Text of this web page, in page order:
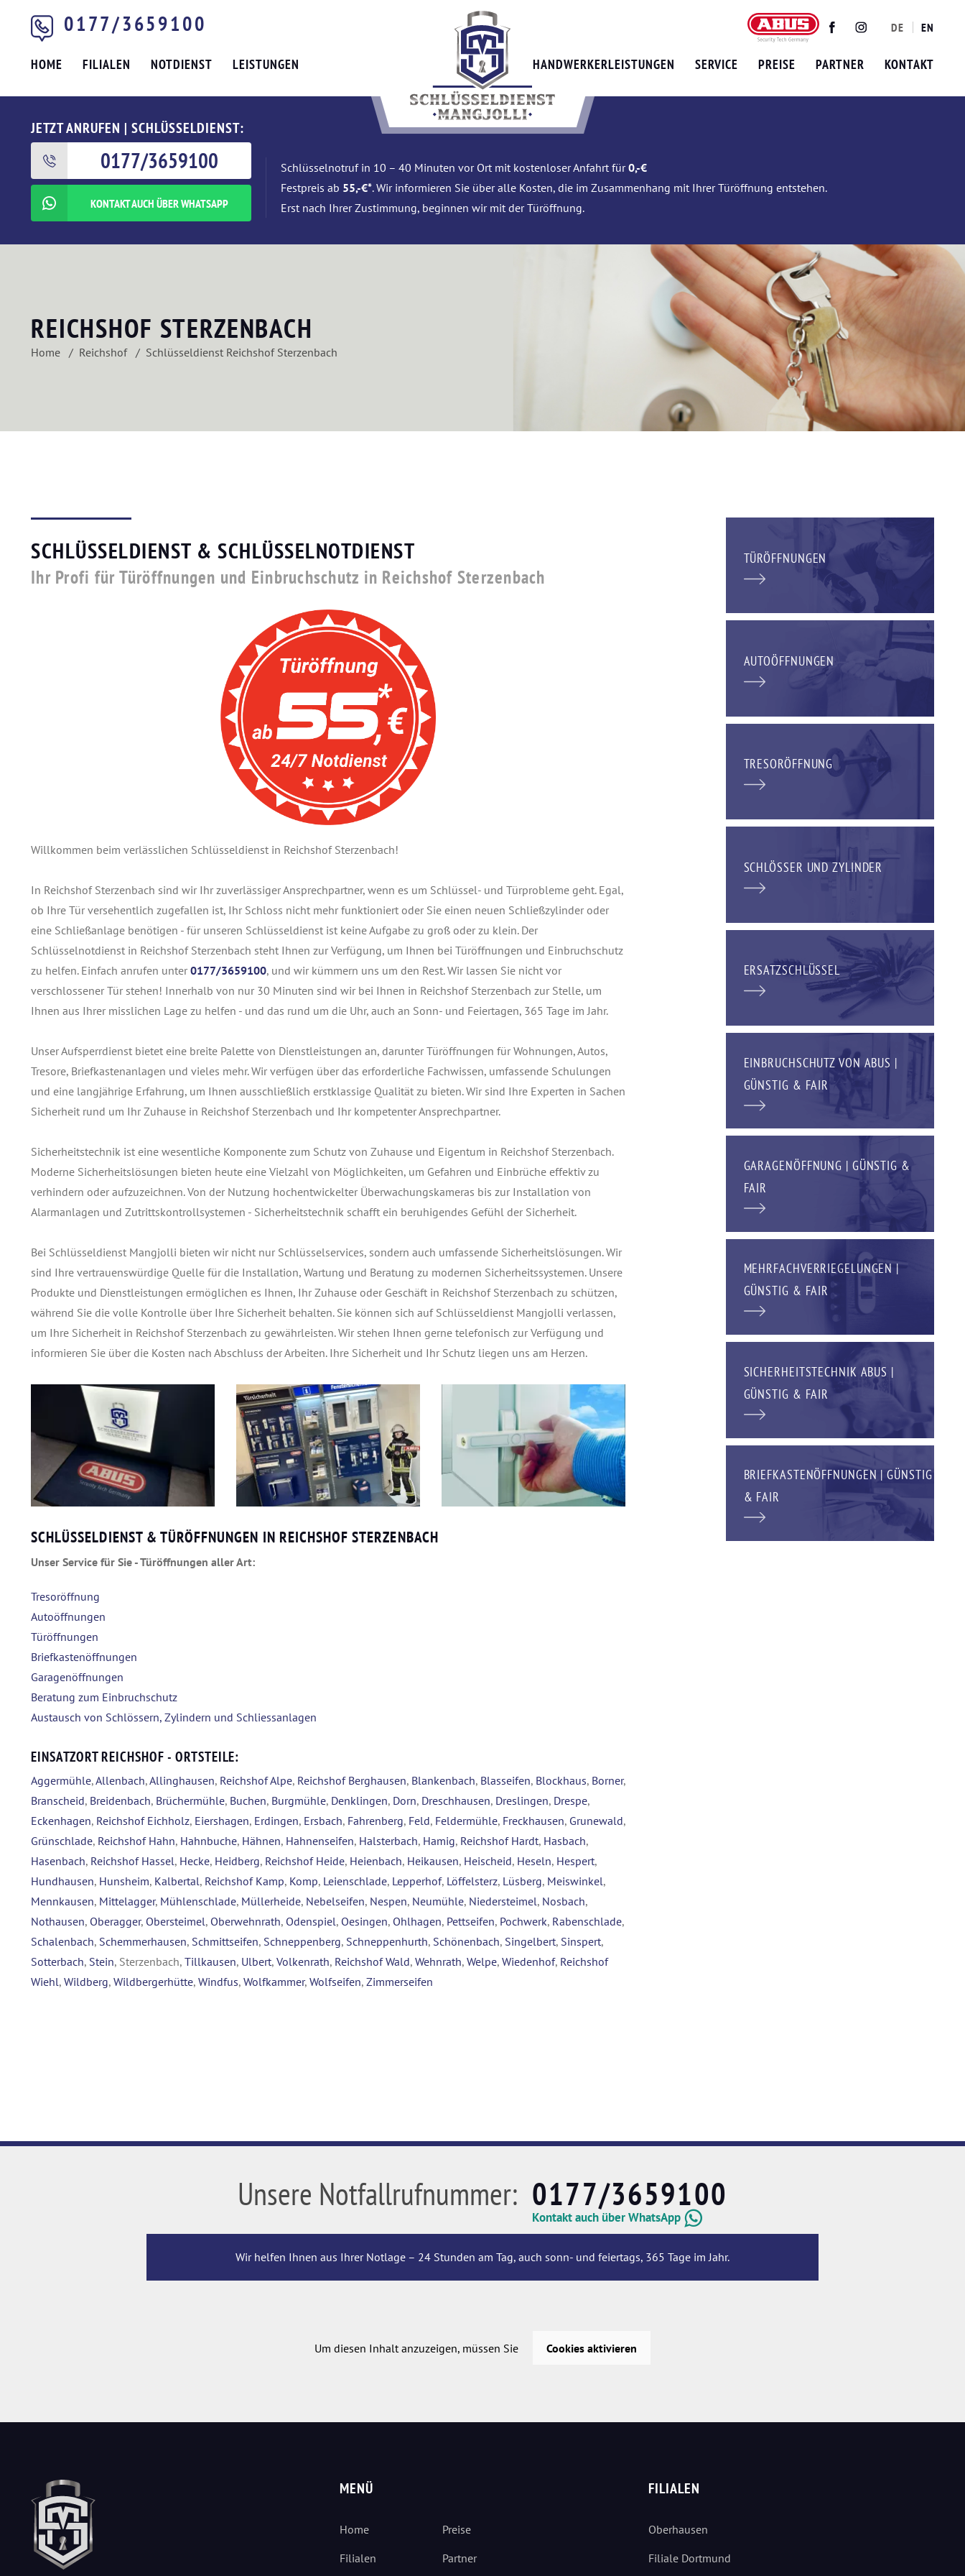
0177/3659100 TwitterFacebookInstagram
DE EN
HOME FILIALEN NOTDIENST LEISTUNGEN HANDWERKERLEISTUNGEN SERVICE PREISE PARTNER KONTAKT
JETZT ANRUFEN | SCHLÜSSELDIENST:
0177/3659100
KONTAKT AUCH ÜBER WHATSAPP
Schlüsselnotruf in 10 – 40 Minuten vor Ort mit kostenloser Anfahrt für0,-€
Festpreis ab 55,-€*. Wir informieren Sie über alle Kosten, die im Zusammenhang mit Ihrer Türöffnung entstehen.
Erst nach Ihrer Zustimmung, beginnen wir mit der Türöffnung.
REICHSHOF STERZENBACH
Home Reichshof Schlüsseldienst Reichshof Sterzenbach
SCHLÜSSELDIENST & SCHLÜSSELNOTDIENST
Ihr Profi für Türöffnungen und Einbruchschutz in Reichshof Sterzenbach
Willkommen beim verlässlichen Schlüsseldienst in Reichshof Sterzenbach!
In Reichshof Sterzenbach sind wir Ihr zuverlässiger Ansprechpartner, wenn es um Schlüssel- und Türprobleme geht. Egal,
ob Ihre Tür versehentlich zugefallen ist, Ihr Schloss nicht mehr funktioniert oder Sie einen neuen Schließzylinder oder
eine Schließanlage benötigen - für unseren Schlüsseldienst ist keine Aufgabe zu groß oder zu klein. Der
Schlüsselnotdienst in Reichshof Sterzenbach steht Ihnen zur Verfügung, um Ihnen bei Türöffnungen und Einbruchschutz
zu helfen. Einfach anrufen unter 0177/3659100, und wir kümmern uns um den Rest. Wir lassen Sie nicht vor
verschlossener Tür stehen! Innerhalb von nur 30 Minuten sind wir bei Ihnen in Reichshof Sterzenbach zur Stelle, um
Ihnen aus Ihrer misslichen Lage zu helfen - und das rund um die Uhr, auch an Sonn- und Feiertagen, 365 Tage im Jahr.
Unser Aufsperrdienst bietet eine breite Palette von Dienstleistungen an, darunter Türöffnungen für Wohnungen, Autos,
Tresore, Briefkastenanlagen und vieles mehr. Wir verfügen über das erforderliche Fachwissen, umfassende Schulungen
und eine langjährige Erfahrung, um Ihnen ausschließlich erstklassige Qualität zu bieten. Wir sind Ihre Experten in Sachen
Sicherheit rund um Ihr Zuhause in Reichshof Sterzenbach und Ihr kompetenter Ansprechpartner.
Sicherheitstechnik ist eine wesentliche Komponente zum Schutz von Zuhause und Eigentum in Reichshof Sterzenbach.
Moderne Sicherheitslösungen bieten heute eine Vielzahl von Möglichkeiten, um Gefahren und Einbrüche effektiv zu
verhindern oder aufzuzeichnen. Von der Nutzung hochentwickelter Überwachungskameras bis zur Installation von
Alarmanlagen und Zutrittskontrollsystemen - Sicherheitstechnik schafft ein beruhigendes Gefühl der Sicherheit.
Bei Schlüsseldienst Mangjolli bieten wir nicht nur Schlüsselservices, sondern auch umfassende Sicherheitslösungen. Wir
sind Ihre vertrauenswürdige Quelle für die Installation, Wartung und Beratung zu modernen Sicherheitssystemen. Unsere
Produkte und Dienstleistungen ermöglichen es Ihnen, Ihr Zuhause oder Geschäft in Reichshof Sterzenbach zu schützen,
während Sie die volle Kontrolle über Ihre Sicherheit behalten. Sie können sich auf Schlüsseldienst Mangjolli verlassen,
um Ihre Sicherheit in Reichshof Sterzenbach zu gewährleisten. Wir stehen Ihnen gerne telefonisch zur Verfügung und
informieren Sie über die Kosten nach Abschluss der Arbeiten. Ihre Sicherheit und Ihr Schutz liegen uns am Herzen.
SCHLÜSSELDIENST & TÜRÖFFNUNGEN IN REICHSHOF STERZENBACH
Unser Service für Sie - Türöffnungen aller Art:
Tresoröffnung
Autoöffnungen
Türöffnungen
Briefkastenöffnungen
Garagenöffnungen
Beratung zum Einbruchschutz
Austausch von Schlössern, Zylindern und Schliessanlagen
EINSATZORT REICHSHOF - ORTSTEILE:
Aggermühle,Allenbach,Allinghausen, Reichshof Alpe, Reichshof Berghausen, Blankenbach, Blasseifen, Blockhaus, Borner,
Branscheid, Breidenbach, Brüchermühle, Buchen, Burgmühle, Denklingen, Dorn, Dreschhausen, Dreslingen, Drespe,
Eckenhagen, Reichshof Eichholz, Eiershagen, Erdingen, Ersbach, Fahrenberg, Feld, Feldermühle, Freckhausen, Grunewald,
Grünschlade, Reichshof Hahn, Hahnbuche, Hähnen, Hahnenseifen, Halsterbach, Hamig, Reichshof Hardt, Hasbach,
Hasenbach, Reichshof Hassel, Hecke, Heidberg, Reichshof Heide, Heienbach, Heikausen, Heischeid, Heseln, Hespert,
Hundhausen, Hunsheim, Kalbertal, Reichshof Kamp, Komp, Leienschlade, Lepperhof, Löffelsterz, Lüsberg, Meiswinkel,
Mennkausen, Mittelagger, Mühlenschlade, Müllerheide, Nebelseifen, Nespen, Neumühle, Niedersteimel, Nosbach,
Nothausen, Oberagger, Obersteimel, Oberwehnrath, Odenspiel, Oesingen, Ohlhagen, Pettseifen, Pochwerk, Rabenschlade,
Schalenbach, Schemmerhausen, Schmittseifen, Schneppenberg, Schneppenhurth, Schönenbach, Singelbert, Sinspert,
Sotterbach, Stein, Sterzenbach, Tillkausen, Ulbert, Volkenrath, Reichshof Wald, Wehnrath, Welpe, Wiedenhof, Reichshof
Wiehl, Wildberg, Wildbergerhütte, Windfus, Wolfkammer, Wolfseifen, Zimmerseifen
TÜRÖFFNUNGEN
AUTOÖFFNUNGEN
TRESORÖFFNUNG
SCHLÖSSER UND ZYLINDER
ERSATZSCHLÜSSEL
EINBRUCHSCHUTZ VON ABUS |
GÜNSTIG & FAIR
GARAGENÖFFNUNG | GÜNSTIG &
FAIR
MEHRFACHVERRIEGELUNGEN |
GÜNSTIG & FAIR
SICHERHEITSTECHNIK ABUS |
GÜNSTIG & FAIR
BRIEFKASTENÖFFNUNGEN | GÜNSTIG
& FAIR
Unsere Notfallrufnummer: 0177/3659100
Kontakt auch über WhatsApp
Wir helfen Ihnen aus Ihrer Notlage – 24 Stunden am Tag, auch sonn- und feiertags, 365 Tage im Jahr.
Um diesen Inhalt anzuzeigen, müssen Sie Cookies aktivieren
MENÜ
Home
Filialen
Preise
Partner
FILIALEN
Oberhausen
Filiale Dortmund